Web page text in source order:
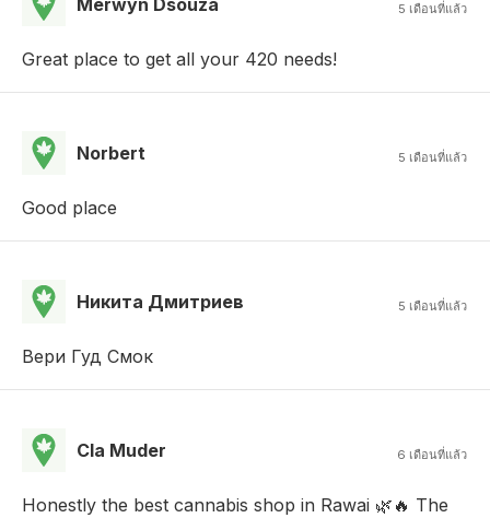
Merwyn Dsouza 5 เดือนที่แล้ว
Great place to get all your 420 needs!
Norbert 5 เดือนที่แล้ว
Good place
Никита Дмитриев 5 เดือนที่แล้ว
Вери Гуд Смок
Cla Muder 6 เดือนที่แล้ว
Honestly the best cannabis shop in Rawai 🌿🔥 The